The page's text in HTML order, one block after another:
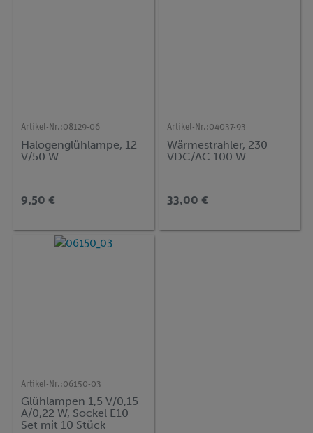
Artikel-Nr.:08129-06
Halogenglühlampe, 12
V/50 W
9,50 €
Artikel-Nr.:04037-93
Wärmestrahler, 230
VDC/AC 100 W
33,00 €
Artikel-Nr.:06150-03
Glühlampen 1,5 V/0,15
A/0,22 W, Sockel E10
Set mit 10 Stück